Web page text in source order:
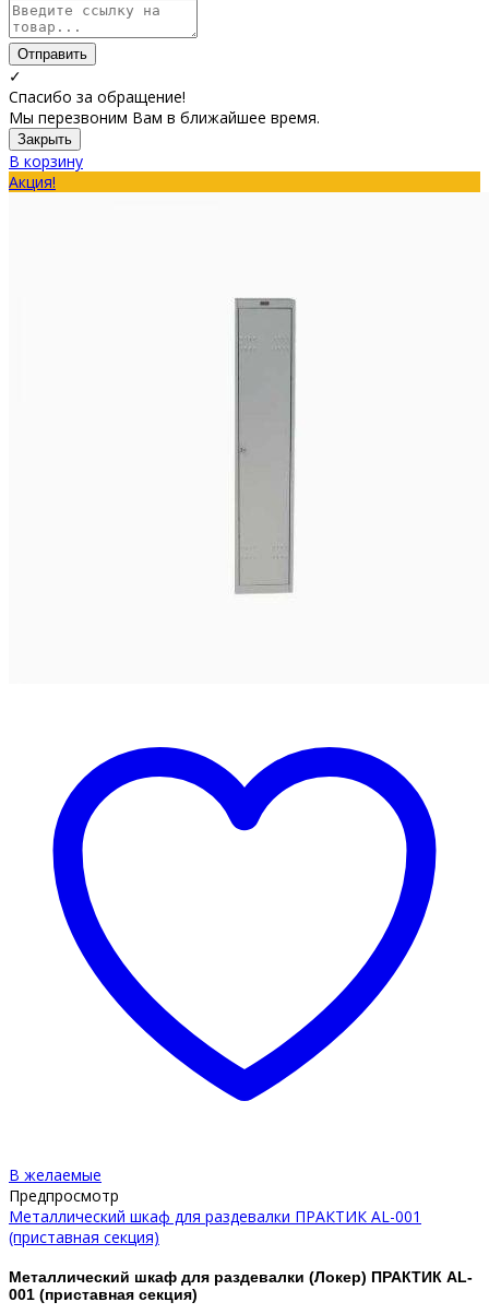
Отправить
✓
Спасибо за обращение!
Мы перезвоним Вам в ближайшее время.
Закрыть
В корзину
Акция!
В желаемые
Предпросмотр
Металлический шкаф для раздевалки ПРАКТИК AL-001
(приставная секция)
Металлический шкаф для раздевалки (Локер) ПРАКТИК AL-
001 (приставная секция)